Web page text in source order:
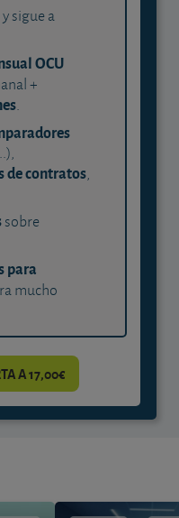
y sigue a
OCU
+
.
de contratos,
sobre
para
mucho
A 17,00€